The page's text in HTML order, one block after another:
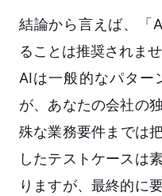
結論から言えば、「
ることは推奨されませ
AIは一般的なパター
が、あなたの会社の
殊な業務要件までは
したテストケースは
りますが、最終的に